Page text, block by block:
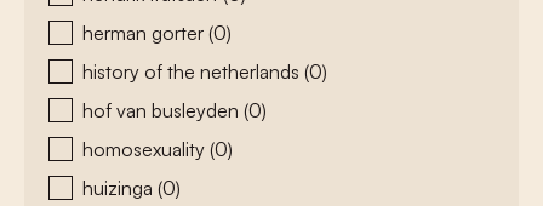
herman gorter (0)
history of the netherlands (0)
hof van busleyden (0)
homosexuality (0)
huizinga (0)